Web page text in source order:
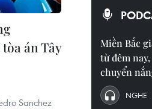
án Tây
Sanchez
Miền Bắc
từ đêm
chuyển
NGHE